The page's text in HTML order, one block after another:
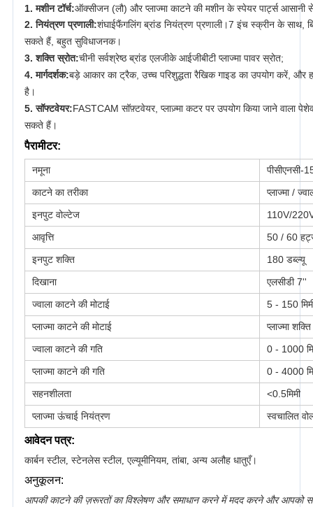
1. मशीन टॉर्च:ऑक्सीजन (लौ) और प्लाज्मा काटने की मशीन के स्पेयर पार्ट्स
2. नियंत्रण प्रणाली:शंघाईफैंगलिंग ब्रांड नियंत्रण प्रणाली।7 इंच स्क्रीन के साथ,
सकते हैं, बहुत सुविधाजनक।
3. शक्ति स्रोत:चीनी सर्वश्रेष्ठ ब्रांड एलजीके आईजीबीटी प्लाज्मा पावर स्रोत;
4. मार्गदर्शक:बड़े आकार का ट्रैक, उच्च परिशुद्धता रैखिक गाइड का उपयोग करें, और
है।
5. सॉफ्टवेयर:FASTCAM सॉफ़्टवेयर, प्लाज़्मा कटर पर उपयोग किया जाने वाला
सकते हैं।
पैरामीटर:
नमूना पीसीएनसी-
काटने का तरीका प्लाज्मा /
इनपुट वोल्टेज 110V/
आवृत्ति 50 / 60
इनपुट शक्ति 180 डब्ल्यू
दिखाना एलसीडी 7''
ज्वाला काटने की मोटाई 5 - 150
प्लाज्मा काटने की मोटाई प्लाज्मा
ज्वाला काटने की गति
0 - 1000
प्लाज्मा काटने की गति
0 - 4000
सहनशीलता <0.5मिमी
प्लाज्मा ऊंचाई नियंत्रण स्वचालित
आवेदन पत्र:
कार्बन स्टील, स्टेनलेस स्टील, एल्यूमीनियम, तांबा, अन्य अलौह धातुएँ।
अनुकूलन:
आपकी काटने की ज़रूरतों का विश्लेषण और समाधान करने में मदद करने और आपको